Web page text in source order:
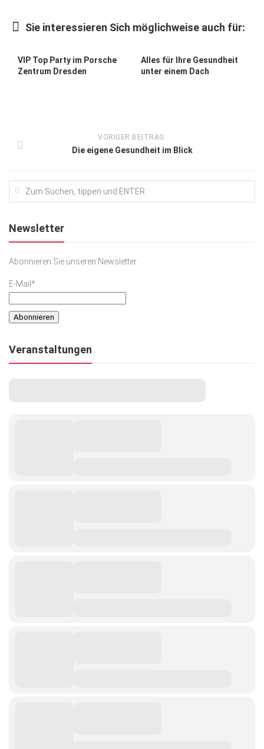
Ausflug & Reise
Sie interessieren Sich möglichweise auch für:
VIP Top Party im Porsche
Zentrum Dresden
Alles für Ihre Gesundheit
unter einem Dach
VORIGER BEITRAG:
Die eigene Gesundheit im Blick
Newsletter
Abonnieren Sie unseren Newsletter
E-Mail*
Veranstaltungen